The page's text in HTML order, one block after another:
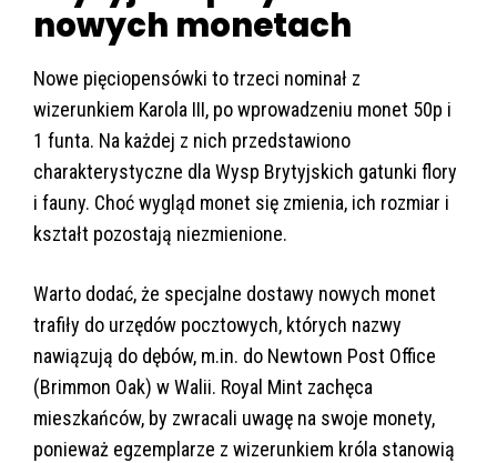
nowych monetach
Nowe pięciopensówki to trzeci nominał z
wizerunkiem Karola III, po wprowadzeniu monet 50p i
1 funta. Na każdej z nich przedstawiono
charakterystyczne dla Wysp Brytyjskich gatunki flory
i fauny. Choć wygląd monet się zmienia, ich rozmiar i
kształt pozostają niezmienione.
Warto dodać, że specjalne dostawy nowych monet
trafiły do urzędów pocztowych, których nazwy
nawiązują do dębów, m.in. do Newtown Post Office
(Brimmon Oak) w Walii. Royal Mint zachęca
mieszkańców, by zwracali uwagę na swoje monety,
ponieważ egzemplarze z wizerunkiem króla stanowią